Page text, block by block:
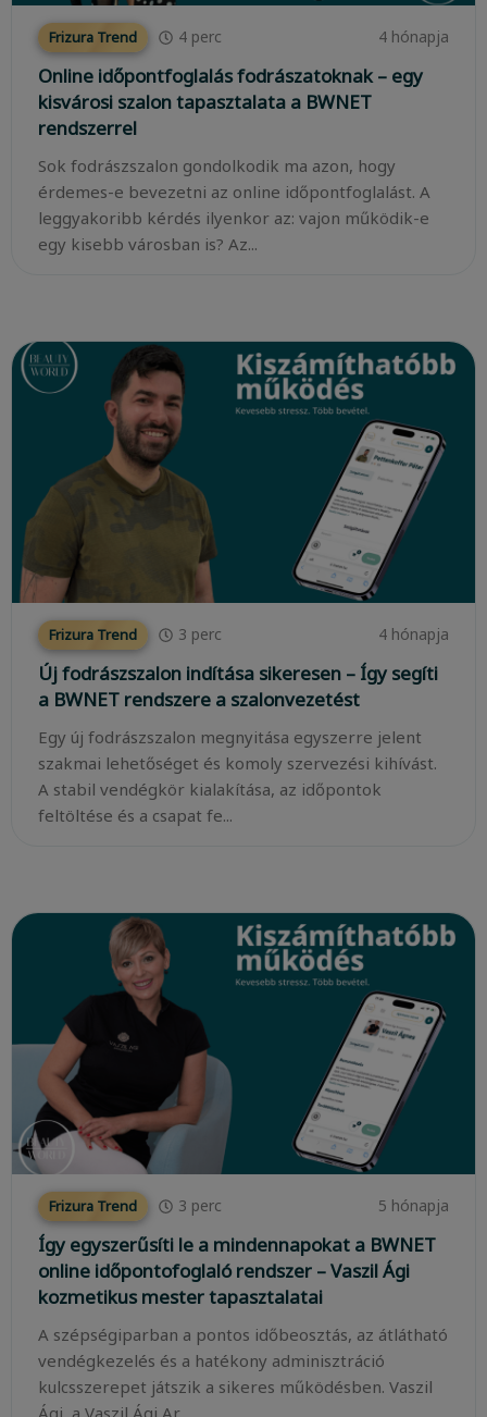
Frizura Trend 4 perc 4 hónapja
Online időpontfoglalás fodrászatoknak – egy
kisvárosi szalon tapasztalata a BWNET
rendszerrel
Sok fodrászszalon gondolkodik ma azon, hogy
érdemes-e bevezetni az online időpontfoglalást. A
leggyakoribb kérdés ilyenkor az: vajon működik-e
egy kisebb városban is? Az...
Frizura Trend 3 perc 4 hónapja
Új fodrászszalon indítása sikeresen – Így segíti
a BWNET rendszere a szalonvezetést
Egy új fodrászszalon megnyitása egyszerre jelent
szakmai lehetőséget és komoly szervezési kihívást.
A stabil vendégkör kialakítása, az időpontok
feltöltése és a csapat fe...
Frizura Trend 3 perc 5 hónapja
Így egyszerűsíti le a mindennapokat a BWNET
online időpontofoglaló rendszer – Vaszil Ági
kozmetikus mester tapasztalatai
A szépségiparban a pontos időbeosztás, az átlátható
vendégkezelés és a hatékony adminisztráció
kulcsszerepet játszik a sikeres működésben. Vaszil
Ági, a Vaszil Ági Ar...